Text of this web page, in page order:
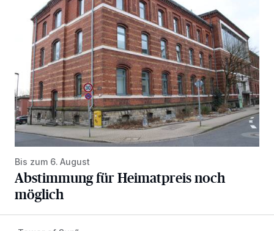
Bis zum 6. August
Abstimmung für Heimatpreis noch
möglich